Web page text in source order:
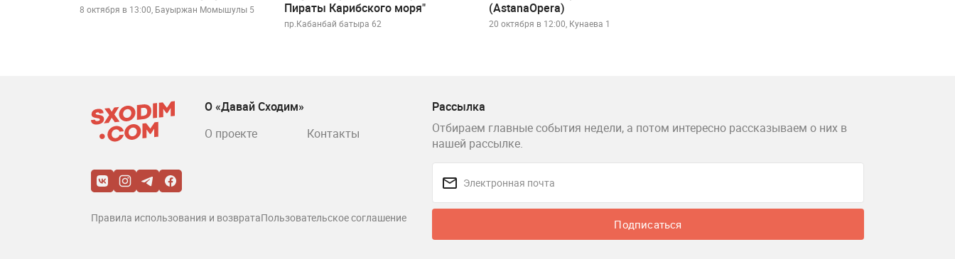
8 октября в 13:00, Бауыржан Момышулы 5
Пираты Карибского моря"
пр.Кабанбай батыра 62
(AstanaOpera)
20 октября в 12:00, Кунаева 1
Рассылка
Отбираем главные события недели, а потом интересно рассказываем о них в
нашей рассылке.
Подписаться
О «Давай Сходим»
О проекте
Контакты
Правила использования и возвратаПользовательское соглашение